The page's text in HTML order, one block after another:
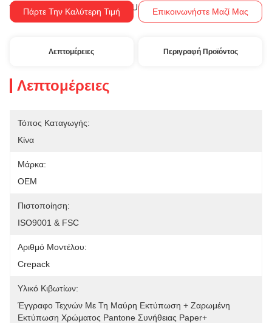
Όροι Πληρωμής: T/T, Western Union
Πάρτε Την Καλύτερη Τιμή Επικοινωνήστε Μαζί Μας
Λεπτομέρειες Περιγραφή Προϊόντος
Λεπτομέρειες
Τόπος Καταγωγής:
Κίνα
Μάρκα:
OEM
Πιστοποίηση:
ISO9001 & FSC
Αριθμό Μοντέλου:
Crepack
Υλικό Κιβωτίων:
Έγγραφο Τεχνών Με Τη Μαύρη Εκτύπωση + Ζαρωμένη
Εκτύπωση Χρώματος Pantone Συνήθειας Paper+